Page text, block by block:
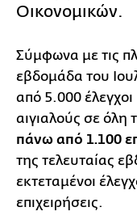
Οικονομικών.
Σύμφωνα με τις
εβδομάδα του
από 5.000 έλεγχοι
αιγιαλούς σε όλη
πάνω από 1.100
της τελευταίας
εκτεταμένοι
επιχειρήσεις.